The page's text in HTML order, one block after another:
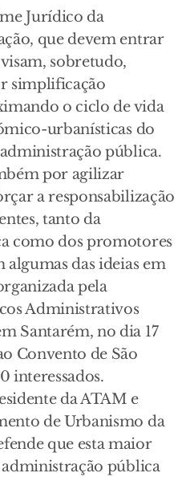
Jurídico da
que devem entrar
sobretudo,
simplificação
o ciclo de vida
urbanísticas do
pública.
por agilizar
a responsabilização
tanto da
como dos promotores
algumas das ideias em
pela
Administrativos
Santarém, no dia 17
Convento de São
interessados.
da ATAM e
de Urbanismo da
que esta maior
pública